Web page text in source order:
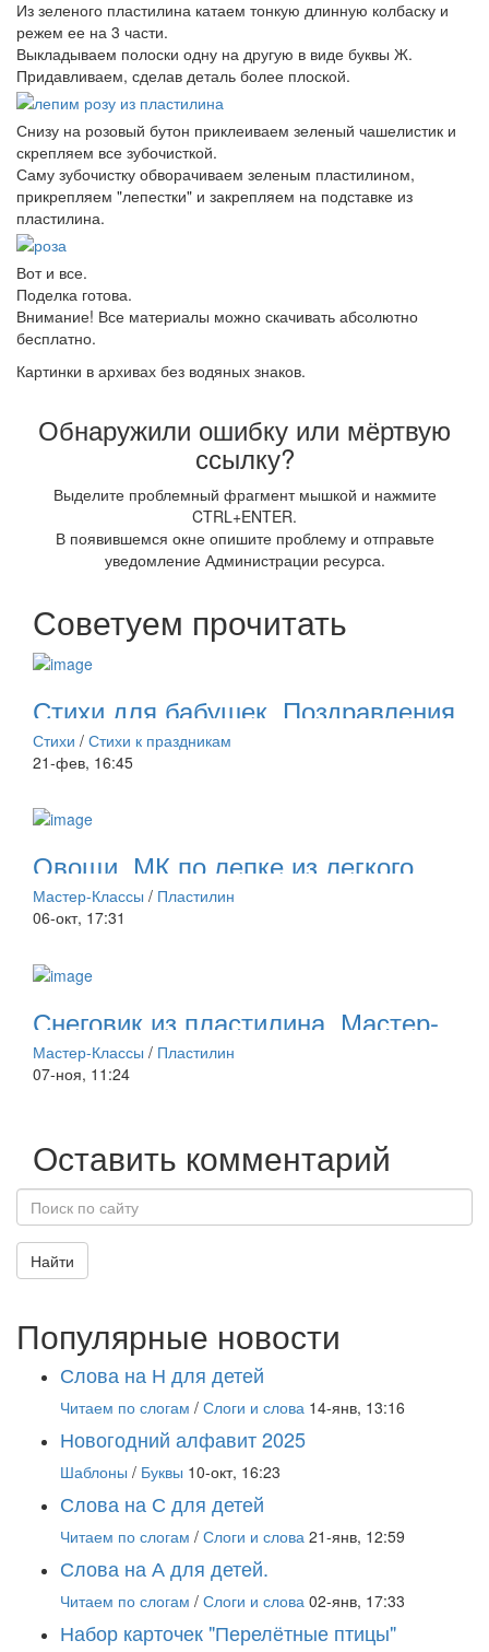
Из зеленого пластилина катаем тонкую длинную колбаску и
режем ее на 3 части.
Выкладываем полоски одну на другую в виде буквы Ж.
Придавливаем, сделав деталь более плоской.
Снизу на розовый бутон приклеиваем зеленый чашелистик и
скрепляем все зубочисткой.
Саму зубочистку обворачиваем зеленым пластилином,
прикрепляем "лепестки" и закрепляем на подставке из
пластилина.
Вот и все.
Поделка готова.
Внимание! Все материалы можно скачивать абсолютно
бесплатно.
Картинки в архивах без водяных знаков.
Обнаружили ошибку или мёртвую
ссылку?
Выделите проблемный фрагмент мышкой и нажмите
CTRL+ENTER.
В появившемся окне опишите проблему и отправьте
уведомление Администрации ресурса.
Советуем прочитать
Стихи для бабушек. Поздравления
к 8 марта
Стихи / Стихи к праздникам
21-фев, 16:45
Овощи. МК по лепке из легкого
пластилина.
Мастер-Классы / Пластилин
06-окт, 17:31
Снеговик из пластилина. Мастер-
класс по лепке
Мастер-Классы / Пластилин
07-ноя, 11:24
Оставить комментарий
Найти
Популярные новости
Слова на Н для детей
Читаем по слогам / Слоги и слова 14-янв, 13:16
Новогодний алфавит 2025
Шаблоны / Буквы 10-окт, 16:23
Слова на С для детей
Читаем по слогам / Слоги и слова 21-янв, 12:59
Слова на А для детей.
Читаем по слогам / Слоги и слова 02-янв, 17:33
Набор карточек "Перелётные птицы"